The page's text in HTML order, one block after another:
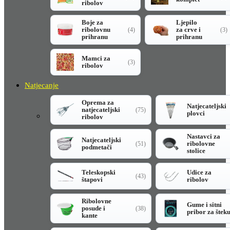
ribolov
Boje za
ribolovnu
prihranu
(4)
Ljepilo
za crve i
prihranu
(3)
Mamci za
ribolov
(3)
Natjecanje
Oprema za
natjecateljski
ribolov
(75)
Natjecateljski
plovci
Natjecateljski
podmetači
(51)
Nastavci za
ribolovne
stolice
Teleskopski
štapovi
(43)
Udice za
ribolov
Ribolovne
posude i
kante
(38)
Gume i sitni
pribor za šteku